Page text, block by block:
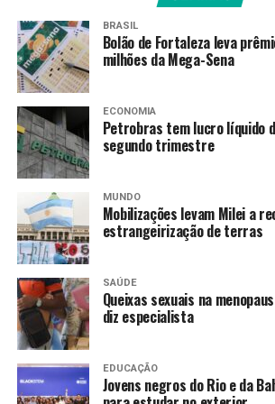
A musicista Bruna Volpi é uma das
BRASIL
Bolão de Fortaleza leva
milhões da Mega-Sena
ECONOMIA
Petrobras tem lucro líquido
segundo trimestre
MUNDO
Mobilizações levam Milei a
estrangeirização de terras
SAÚDE
Queixas sexuais na
diz especialista
EDUCAÇÃO
Jovens negros do Rio e da